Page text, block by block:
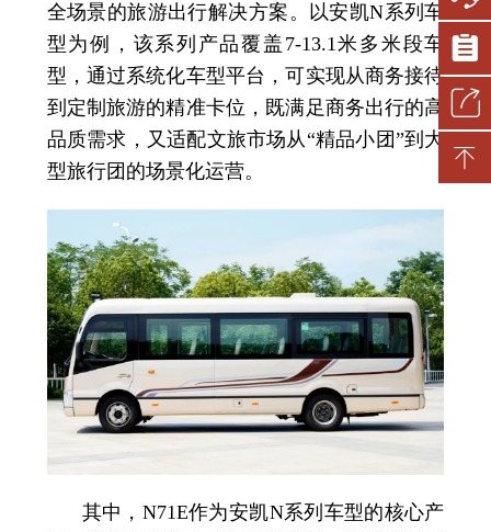
全场景的旅游出行解决方案。以安凯N系列车
型为例，该系列产品覆盖7-13.1米多米段车
型，通过系统化车型平台，可实现从商务接待
到定制旅游的精准卡位，既满足商务出行的高
品质需求，又适配文旅市场从“精品小团”到大
型旅行团的场景化运营。
其中，N71E作为安凯N系列车型的核心产